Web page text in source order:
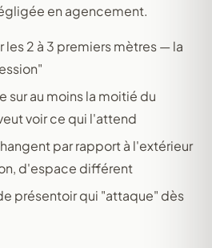
en agencement.
les 2 à 3 premiers mètres — la
au moins la moitié du
voir ce qui l'attend
par rapport à l'extérieur
d'espace différent
présentoir qui "attaque" dès